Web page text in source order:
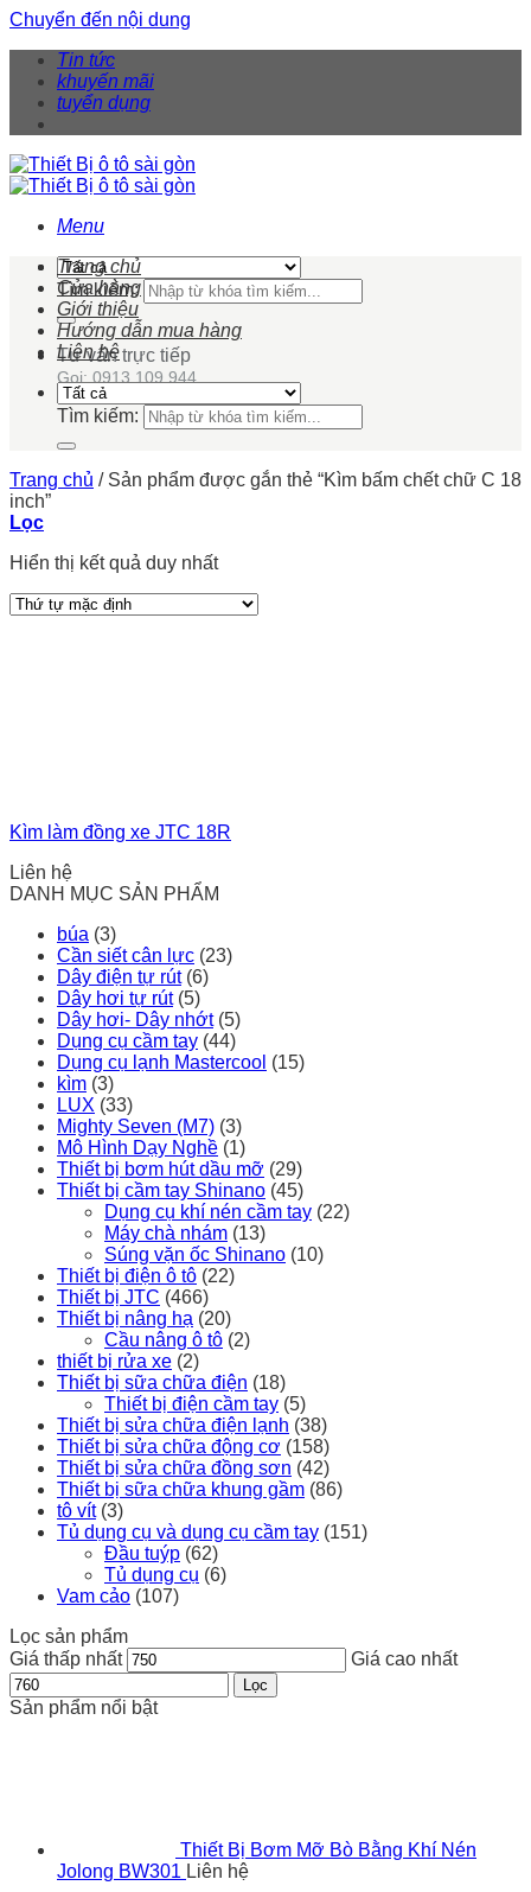
Chuyển đến nội dung
Tin tức
khuyến mãi
tuyển dụng
Menu
Tìm kiếm:
Tư vấn trực tiếp
Gọi: 0913 109 944
Trang chủ
Cửa hàng
Giới thiệu
Hướng dẫn mua hàng
Liên hệ
Tìm kiếm:
Trang chủ /Sản phẩm được gắn thẻ “Kìm bấm chết chữ C 18
inch”
Lọc
Hiển thị kết quả duy nhất
Kìm làm đồng xe JTC 18R
Liên hệ
DANH MỤC SẢN PHẨM
búa (3)
Cần siết cân lực (23)
Dây điện tự rút (6)
Dây hơi tự rút (5)
Dây hơi- Dây nhớt (5)
Dụng cụ cầm tay (44)
Dụng cụ lạnh Mastercool (15)
kìm (3)
LUX (33)
Mighty Seven (M7) (3)
Mô Hình Dạy Nghề (1)
Thiết bị bơm hút dầu mỡ (29)
Thiết bị cầm tay Shinano (45)
Dụng cụ khí nén cầm tay (22)
Máy chà nhám (13)
Súng vặn ốc Shinano (10)
Thiết bị điện ô tô (22)
Thiết bị JTC (466)
Thiết bị nâng hạ (20)
Cầu nâng ô tô (2)
thiết bị rửa xe (2)
Thiết bị sữa chữa điện (18)
Thiết bị điện cầm tay (5)
Thiết bị sửa chữa điện lạnh (38)
Thiết bị sửa chữa động cơ (158)
Thiết bị sửa chữa đồng sơn (42)
Thiết bị sữa chữa khung gầm (86)
tô vít (3)
Tủ dụng cụ và dụng cụ cầm tay (151)
Đầu tuýp (62)
Tủ dụng cụ (6)
Vam cảo (107)
Lọc sản phẩm
Giá thấp nhất
Giá cao nhất
Lọc
Sản phẩm nổi bật
Thiết Bị Bơm Mỡ Bò Bằng Khí Nén
Jolong BW301 Liên hệ